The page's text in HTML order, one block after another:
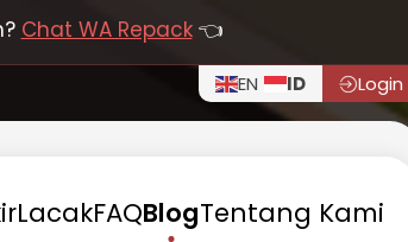
Chat WA Repack👈
EN ID Login
LacakFAQBlogTentang Kami